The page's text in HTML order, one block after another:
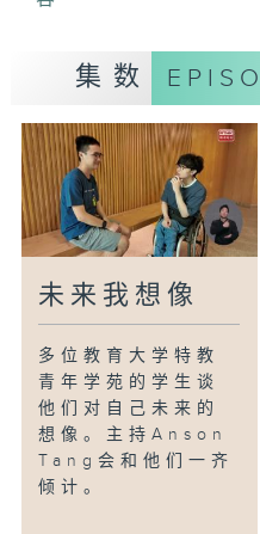
今集主持Angel和
强一同了解区内残
集数
未来我想像
多位教育大学特教
青年学苑的学生谈
他们对自己未来的
想像。主持Anson
Tang会和他们一齐
倾计。